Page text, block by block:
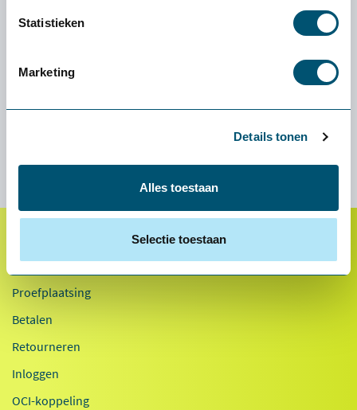
Statistieken
Marketing
Details tonen
Alles toestaan
Selectie toestaan
Verstuur
Benieuwd naar de ideale hoogte van je bureau? Bekijk
onderstaand filmpje.
Klantenservice
Proefplaatsing
Betalen
Retourneren
Inloggen
OCI-koppeling